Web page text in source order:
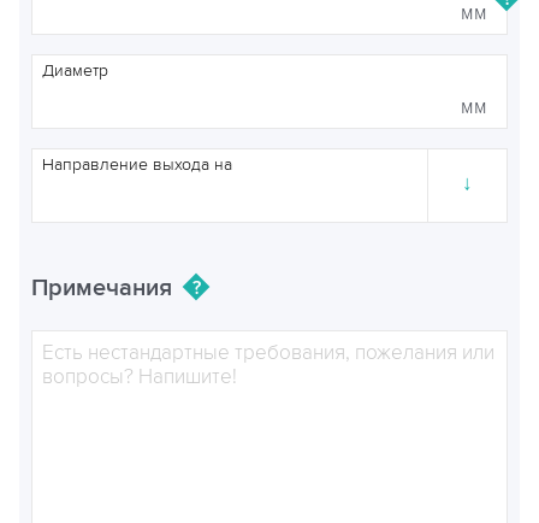
мм
Диаметр
мм
↓
Направление выхода на
Примечания